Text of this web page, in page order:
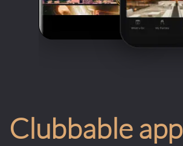
Clubbable app